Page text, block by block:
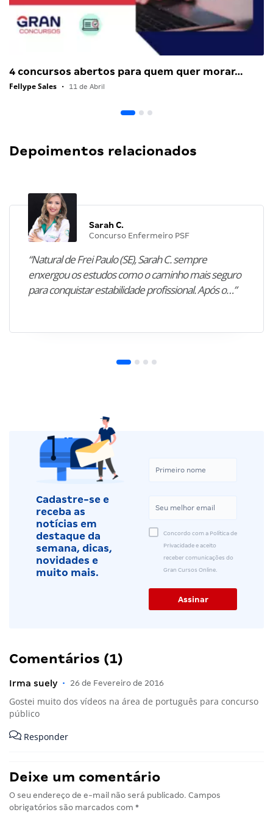
4 concursos abertos para quem quer morar…
Fellype Sales • 11 de Abril
Depoimentos relacionados
Sarah C.
Concurso Enfermeiro PSF
“Natural de Frei Paulo (SE), Sarah C. sempre
enxergou os estudos como o caminho mais seguro
para conquistar estabilidade profissional. Após o…”
Cadastre-se e
receba as
notícias em
destaque da
semana, dicas,
novidades e
muito mais.
Concordo com a Política de
Privacidade e aceito
receber comunicações do
Gran Cursos Online.
Comentários (1)
Irma suely • 26 de Fevereiro de 2016
Gostei muito dos vídeos na área de português para concurso
público
Responder
Deixe um comentário
O seu endereço de e-mail não será publicado. Campos
obrigatórios são marcados com *